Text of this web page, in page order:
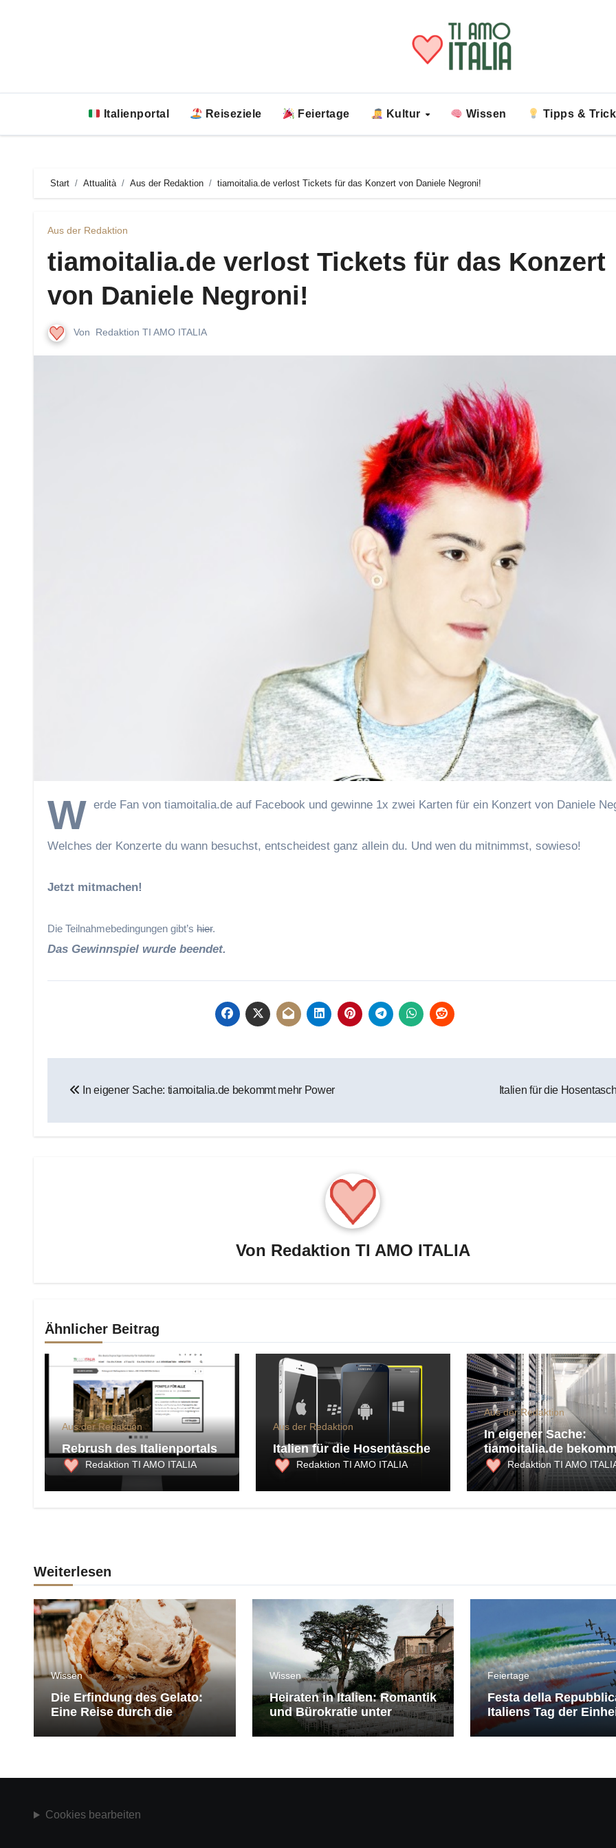
Italienportal Reiseziele Feiertage Kultur Wissen Tipps &
Start Attualità Aus der Redaktion tiamoitalia.de verlost Tickets für das Konzert von Daniele Negroni!
Aus der Redaktion
tiamoitalia.de verlost Tickets für das Konzert
von Daniele Negroni!
Von Redaktion TI AMO ITALIA
W erde Fan von tiamoitalia.de auf Facebook und gewinne 1x zwei Karten für ein Konzert von Daniele
Welches der Konzerte du wann besuchst, entscheidest ganz allein du. Und wen du mitnimmst, sowieso!
Jetzt mitmachen!
Die Teilnahmebedingungen gibt’s hier.
Das Gewinnspiel wurde beendet.
In eigener Sache: tiamoitalia.de bekommt mehr Power Italien für die
Von Redaktion TI AMO ITALIA
Ähnlicher Beitrag
Aus der Redaktion
Rebrush des Italienportals
Redaktion TI AMO ITALIA
Aus der Redaktion
Italien für die Hosentasche
Redaktion TI AMO ITALIA
Aus der Redaktion
In eigener Sache:
tiamoitalia.de
mehr Power
Redaktion TI AMO
Weiterlesen
Wissen
Die Erfindung des Gelato:
Eine Reise durch die
Geschichte der Eiscreme
Wissen
Heiraten in Italien: Romantik
und Bürokratie unter
mediterranem Himmel
Feiertage
Festa della
Italiens Tag der
Freiheit
Cookies bearbeiten